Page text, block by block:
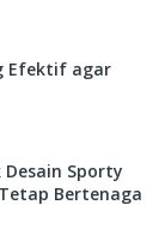
Efektif agar
Desain Sporty
Bertenaga